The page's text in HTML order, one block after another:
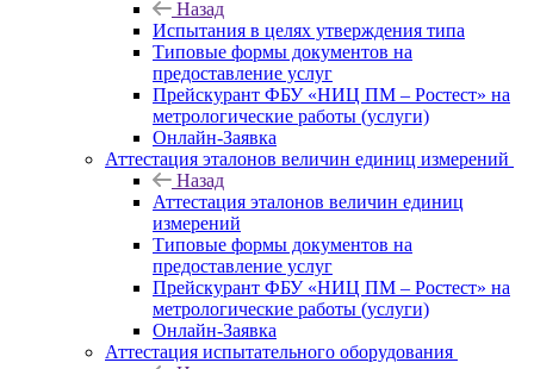
Назад
Испытания в целях утверждения типа
Типовые формы документов на
предоставление услуг
Прейскурант ФБУ «НИЦ ПМ – Ростест» на
метрологические работы (услуги)
Онлайн-Заявка
Аттестация эталонов величин единиц измерений
Назад
Аттестация эталонов величин единиц
измерений
Типовые формы документов на
предоставление услуг
Прейскурант ФБУ «НИЦ ПМ – Ростест» на
метрологические работы (услуги)
Онлайн-Заявка
Аттестация испытательного оборудования